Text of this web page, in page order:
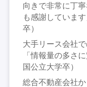
向きで非常に丁
も感謝していま
卒）
大手リース会社
「情報量の多さ
国公立大学卒）
総合不動産会社